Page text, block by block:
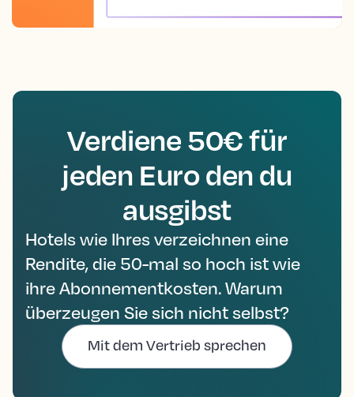
Verdiene 50€ für
jeden Euro den du
ausgibst
Hotels wie Ihres verzeichnen eine
Rendite, die 50-mal so hoch ist wie
ihre Abonnementkosten. Warum
überzeugen Sie sich nicht selbst?
Mit dem Vertrieb sprechen